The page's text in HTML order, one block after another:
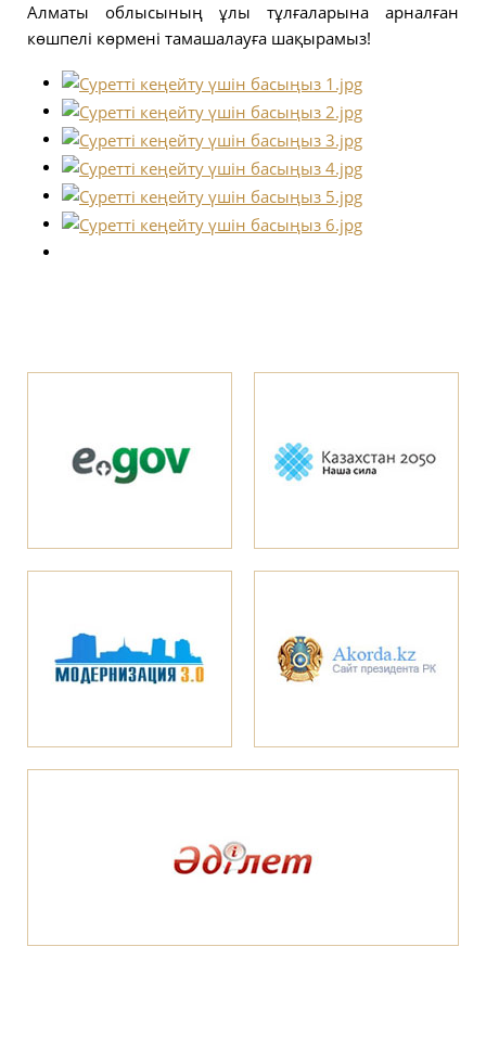
Алматы облысының ұлы тұлғаларына арналған
көшпелі көрмені тамашалауға шақырамыз!